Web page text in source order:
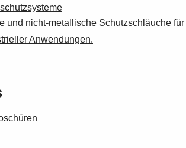
und nicht-metallische Schutzschläuche für
Anwendungen.